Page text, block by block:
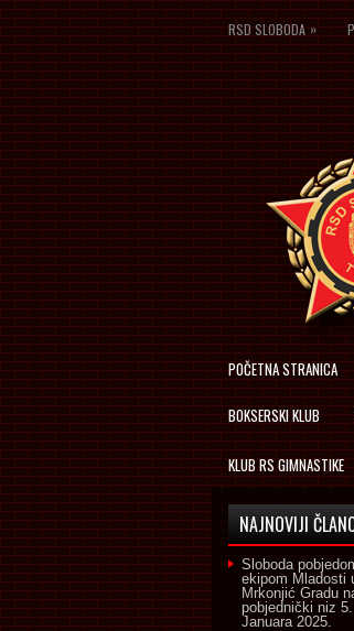
RSD SLOBODA »
POČETNA STRANICA
BOKSERSKI KLUB
KLUB RS GIMNASTIKE
NAJNOVIJI
Sloboda
ekipom Mladosti
Mrkonjić Gradu
pobjednički niz 5.
Januara 2025.